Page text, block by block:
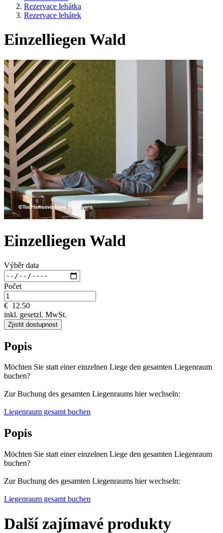
Rezervace lehátka
Rezervace lehátek
Einzelliegen Wald
Einzelliegen Wald
Výběr data
Počet
€ 12.50
inkl. gesetzl. MwSt.
Zjistit dostupnost
Popis
Möchten Sie statt einer einzelnen Liege den gesamten Liegenraum
buchen?
Zur Buchung des gesamten Liegenraums hier wechseln:
Liegenraum gesamt buchen
Popis
Möchten Sie statt einer einzelnen Liege den gesamten Liegenraum
buchen?
Zur Buchung des gesamten Liegenraums hier wechseln:
Liegenraum gesamt buchen
Další zajímavé produkty